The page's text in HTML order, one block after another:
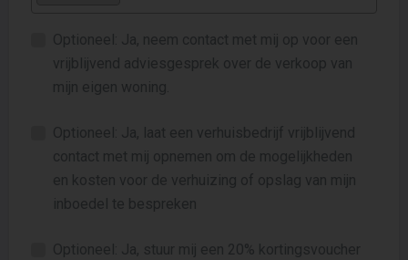
Optioneel: Ja, neem contact met mij op voor een
vrijblijvend adviesgesprek over de verkoop van
mijn eigen woning.
Optioneel: Ja, laat een verhuisbedrijf vrijblijvend
contact met mij opnemen om de mogelijkheden
en kosten voor de verhuizing of opslag van mijn
inboedel te bespreken
Optioneel: Ja, stuur mij een 20% kortingsvoucher